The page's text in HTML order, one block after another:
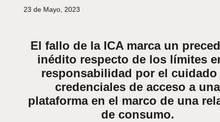
23 de Mayo, 2023
El fallo de la ICA marca un
inédito respecto de los límites
responsabilidad por el cuidado
credenciales de acceso a una
plataforma en el marco de una
de consumo.